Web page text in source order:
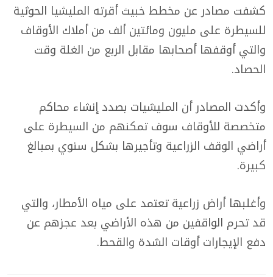
كشفت مصادر عن مخطط خبيث أقرته المليشيا الحوثية
للسيطرة على مليون ومائتين ألف من أملاك الأوقاف
والتي أوقفها أصحابها مقابل الربع من الغلة وقت
الحصاد.
وأكدت المصادر أن المليشيات بصدد إنشاء محاكم
متخصصة للأوقاف سوف تمكنهم من السيطرة على
أراضي الوقف الزراعية وتأجيرها بشكل سنوي بمبالغ
كبيرة.
وأغلبها أراض زراعية تعتمد على مياه الأمطار، والتي
قد تحرم الواقفين من هذه الأراضي بعد عجزهم عن
دفع الإيجارات أوقات الشدة والقحط.